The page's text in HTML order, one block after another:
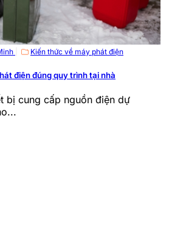
Kiến thức về máy phát điện
điện đúng quy trình tại nhà
bị cung cấp nguồn điện dự